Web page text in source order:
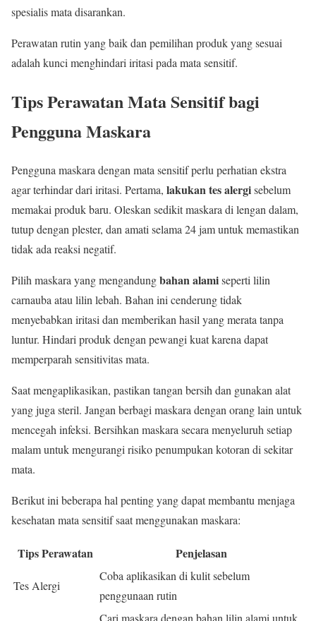
spesialis mata disarankan.
Perawatan rutin yang baik dan pemilihan produk yang sesuai
adalah kunci menghindari iritasi pada mata sensitif.
Tips Perawatan Mata Sensitif bagi
Pengguna Maskara
Pengguna maskara dengan mata sensitif perlu perhatian ekstra
agar terhindar dari iritasi. Pertama, lakukan tes alergisebelum
memakai produk baru. Oleskan sedikit maskara di lengan dalam,
tutup dengan plester, dan amati selama 24 jam untuk memastikan
tidak ada reaksi negatif.
Pilih maskara yang mengandungbahan alamiseperti lilin
carnauba atau lilin lebah. Bahan ini cenderung tidak
menyebabkan iritasi dan memberikan hasil yang merata tanpa
luntur. Hindari produk dengan pewangi kuat karena dapat
memperparah sensitivitas mata.
Saat mengaplikasikan, pastikan tangan bersih dan gunakan alat
yang juga steril. Jangan berbagi maskara dengan orang lain untuk
mencegah infeksi. Bersihkan maskara secara menyeluruh setiap
malam untuk mengurangi risiko penumpukan kotoran di sekitar
mata.
Berikut ini beberapa hal penting yang dapat membantu menjaga
kesehatan mata sensitif saat menggunakan maskara:
Tips Perawatan Penjelasan
Tes Alergi
Coba aplikasikan di kulit sebelum
penggunaan rutin
Cari maskara dengan bahan lilin alami untuk